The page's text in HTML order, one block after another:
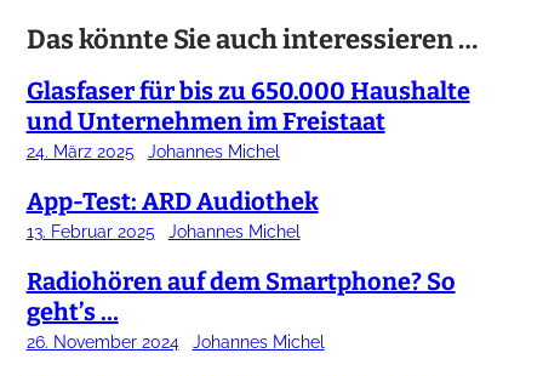
Das könnte Sie auch interessieren …
Glasfaser für bis zu 650.000 Haushalte
und Unternehmen im Freistaat
24. März 2025 Johannes Michel
App-Test: ARD Audiothek
13. Februar 2025 Johannes Michel
Radiohören auf dem Smartphone? So
geht’s …
26. November 2024 Johannes Michel